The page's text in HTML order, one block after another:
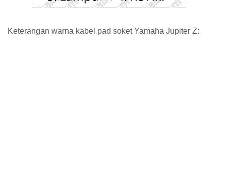
Keterangan warna kabel pad soket Yamaha Jupiter Z: